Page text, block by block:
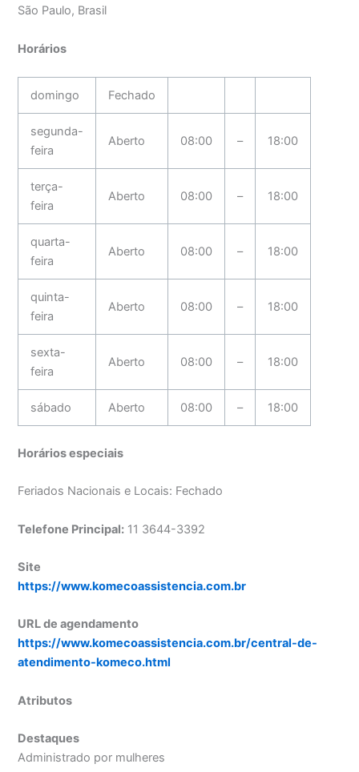
São Paulo, Brasil
Horários
domingo Fechado
segunda-
feira
Aberto 08:00 – 18:00
terça-
feira
Aberto 08:00 – 18:00
quarta-
feira
Aberto 08:00 – 18:00
quinta-
feira
Aberto 08:00 – 18:00
sexta-
feira
Aberto 08:00 – 18:00
sábado Aberto 08:00 – 18:00
Horários especiais
Feriados Nacionais e Locais: Fechado
Telefone Principal: 11 3644-3392
Site
https://www.komecoassistencia.com.br
URL de agendamento
https://www.komecoassistencia.com.br/central-de-
atendimento-komeco.html
Atributos
Destaques
Administrado por mulheres